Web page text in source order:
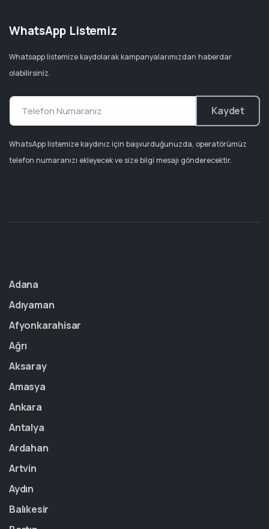
WhatsApp Listemiz
Whatsapp listemize kaydolarak kampanyalarımızdan haberdar
olabilirsiniz.
Kaydet
WhatsApp listemize kaydınız için başvurduğunuzda, operatörümüz
telefon numaranızı ekleyecek ve size bilgi mesajı gönderecektir.
Adana
Adıyaman
Afyonkarahisar
Ağrı
Aksaray
Amasya
Ankara
Antalya
Ardahan
Artvin
Aydın
Balıkesir